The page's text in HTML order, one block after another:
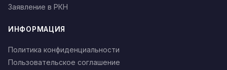
Заявление в РКН
ИНФОРМАЦИЯ
Политика конфиденциальности
Пользовательское соглашение